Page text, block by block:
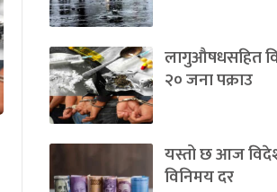
लागुऔषधसहित
२० जना पक्राउ
यस्तो छ आज
विनिमय दर